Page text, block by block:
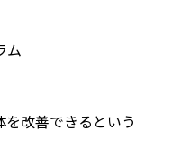
ム
改善できるという